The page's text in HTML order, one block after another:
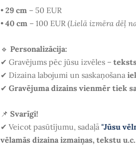
• 29 cm– 50 EUR
• 40 cm– 100 EUR (Lielā izmēra dēļ
🔹 Personalizācija:
✔ Gravējums pēc jūsu izvēles –
✔ Dizaina labojumi un saskaņošana
✔ Gravējuma dizains vienmēr tiek
📌 Svarīgi!
✔ Veicot pasūtījumu, sadaļā "Jūsu
vēlamās dizaina izmaiņas, tekstu u.c.